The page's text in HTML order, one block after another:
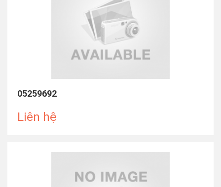
05259692
Liên hệ